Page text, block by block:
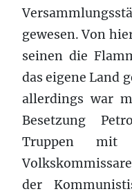
gewesen. Von
seinen die
das eigene Land
allerdings war
Besetzung
Truppen mit
der